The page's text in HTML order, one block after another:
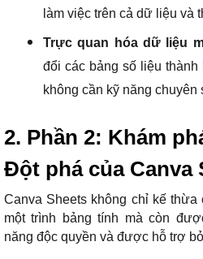
làm việc trên cả dữ liệu và
Trực quan hóa dữ liệu
đổi các bảng số liệu
không cần kỹ năng chuyên
2. Phần 2: Khám
Đột phá của Canva
Canva Sheets không chỉ kế
một trình bảng tính mà còn
năng độc quyền và được hỗ trợ